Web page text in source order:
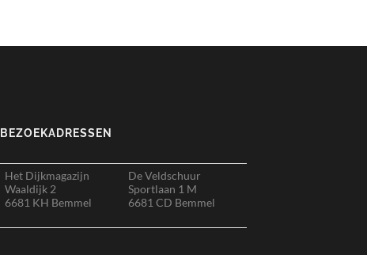
BEZOEKADRESSEN
Het Dijkmagazijn
Waaldijk 2
6681 KH Bemmel
De Veldschuur
Sportlaan 1 M
6681 CD Bemmel